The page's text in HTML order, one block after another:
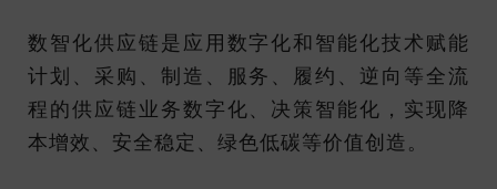
数智化供应链是应用数字化和智能化技术赋能
计划、采购、制造、服务、履约、逆向等全流
程的供应链业务数字化、决策智能化，实现降
本增效、安全稳定、绿色低碳等价值创造。